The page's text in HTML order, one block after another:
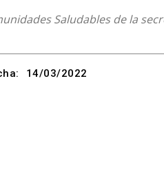
Saludables de la
14/03/2022